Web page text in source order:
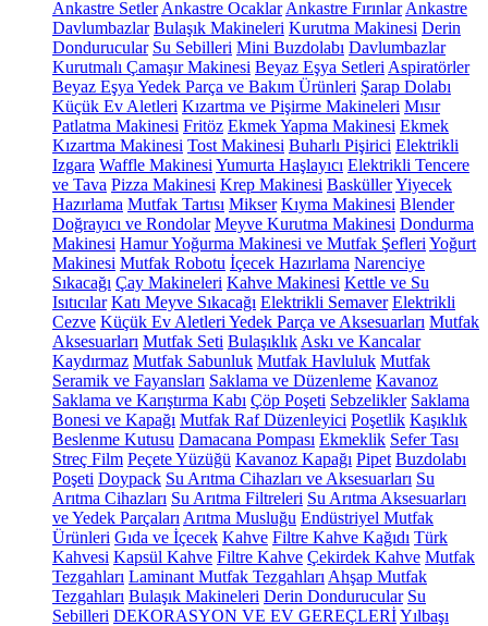
Ankastre Setler Ankastre Ocaklar Ankastre Fırınlar Ankastre
Davlumbazlar Bulaşık Makineleri Kurutma Makinesi Derin
Dondurucular Su Sebilleri Mini Buzdolabı Davlumbazlar
Kurutmalı Çamaşır Makinesi Beyaz Eşya Setleri Aspiratörler
Beyaz Eşya Yedek Parça ve Bakım Ürünleri Şarap Dolabı
Küçük Ev Aletleri Kızartma ve Pişirme Makineleri Mısır
Patlatma Makinesi Fritöz Ekmek Yapma Makinesi Ekmek
Kızartma Makinesi Tost Makinesi Buharlı Pişirici Elektrikli
Izgara Waffle Makinesi Yumurta Haşlayıcı Elektrikli Tencere
ve Tava Pizza Makinesi Krep Makinesi BasküllerYiyecek
Hazırlama Mutfak Tartısı Mikser Kıyma Makinesi Blender
Doğrayıcı ve Rondolar Meyve Kurutma Makinesi Dondurma
Makinesi Hamur Yoğurma Makinesi ve Mutfak Şefleri Yoğurt
Makinesi Mutfak Robotu İçecek Hazırlama Narenciye
Sıkacağı Çay Makineleri Kahve Makinesi Kettle ve Su
Isıtıcılar Katı Meyve Sıkacağı Elektrikli Semaver Elektrikli
Cezve Küçük Ev Aletleri Yedek Parça ve Aksesuarları Mutfak
Aksesuarları Mutfak Seti Bulaşıklık Askı ve Kancalar
Kaydırmaz Mutfak Sabunluk Mutfak Havluluk Mutfak
Seramik ve Fayansları Saklama ve Düzenleme Kavanoz
Saklama ve Karıştırma Kabı Çöp Poşeti Sebzelikler Saklama
Bonesi ve Kapağı Mutfak Raf Düzenleyici Poşetlik Kaşıklık
Beslenme Kutusu Damacana Pompası Ekmeklik Sefer Tası
Streç Film Peçete Yüzüğü Kavanoz Kapağı Pipet Buzdolabı
Poşeti Doypack Su Arıtma Cihazları ve Aksesuarları Su
Arıtma Cihazları Su Arıtma Filtreleri Su Arıtma Aksesuarları
ve Yedek Parçaları Arıtma Musluğu Endüstriyel Mutfak
Ürünleri Gıda ve İçecek Kahve Filtre Kahve Kağıdı Türk
Kahvesi Kapsül Kahve Filtre Kahve Çekirdek Kahve Mutfak
Tezgahları Laminant Mutfak Tezgahları Ahşap Mutfak
Tezgahları Bulaşık Makineleri Derin Dondurucular Su
Sebilleri DEKORASYON VE EV GEREÇLERİYılbaşı